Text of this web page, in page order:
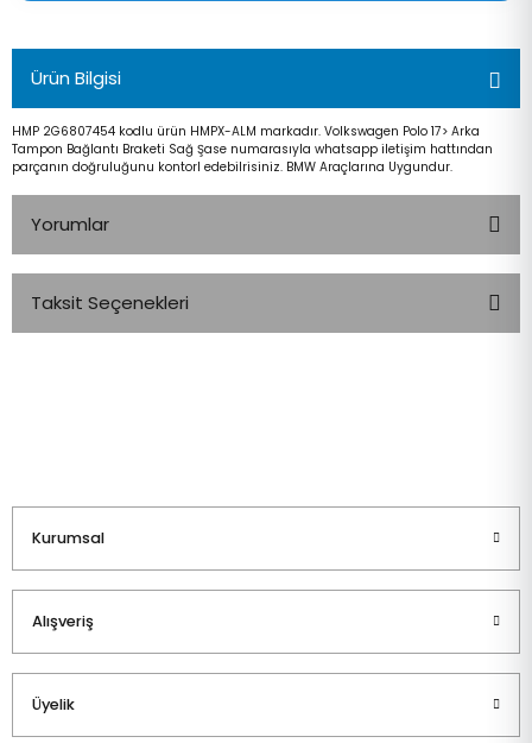
Ürün Bilgisi
HMP 2G6807454 kodlu ürün HMPX-ALM markadır. Volkswagen Polo 17> Arka
Tampon Bağlantı Braketi Sağ Şase numarasıyla whatsapp iletişim hattından
parçanın doğruluğunu kontorl edebilrisiniz. BMW Araçlarına Uygundur.
Yorumlar
Taksit Seçenekleri
Kurumsal
Alışveriş
Üyelik